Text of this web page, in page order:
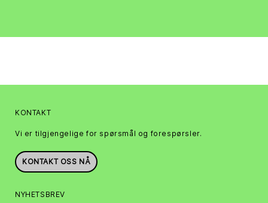
KONTAKT
Vi er tilgjengelige for spørsmål og forespørsler.
KONTAKT OSS NÅ
NYHETSBREV